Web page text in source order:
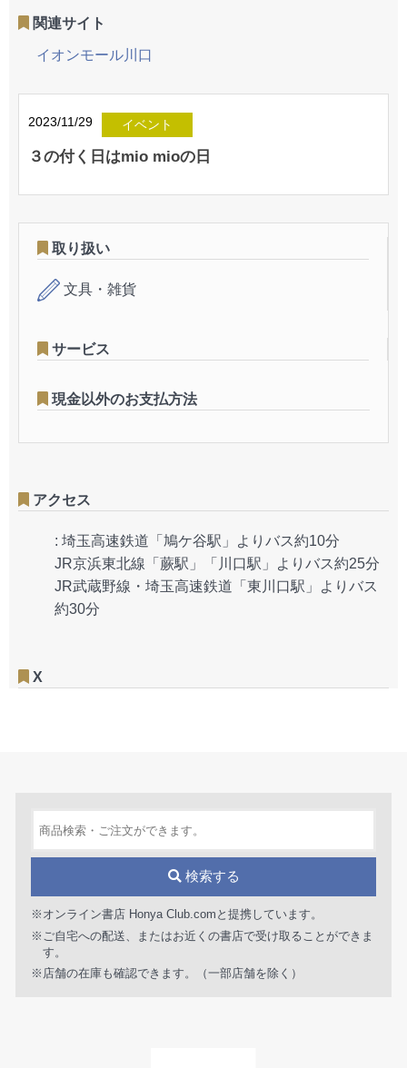
関連サイト
イオンモール川口
2023/11/29 イベント
３の付く日はmio mioの日
取り扱い
文具・雑貨
サービス
現金以外のお支払方法
アクセス
: 埼玉高速鉄道「鳩ケ谷駅」よりバス約10分
JR京浜東北線「蕨駅」「川口駅」よりバス約25分
JR武蔵野線・埼玉高速鉄道「東川口駅」よりバス
約30分
X
検索する
※オンライン書店 Honya Club.comと提携しています。
※ご自宅への配送、またはお近くの書店で受け取ることができま
す。
※店舗の在庫も確認できます。（一部店舗を除く）